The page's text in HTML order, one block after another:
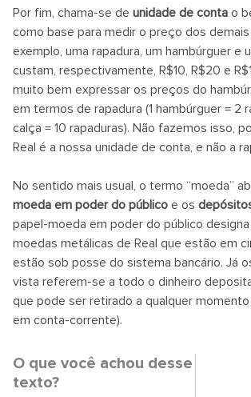
Por fim, chama-se deunidade de conta o
como base para medir o preço dos
exemplo, uma rapadura, um hambúrguer e
custam, respectivamente, R$10, R$20 e
muito bem expressar os preços do
em termos de rapadura (1 hambúrguer = 2
calça = 10 rapaduras). Não fazemos isso,
Real é a nossa unidade de conta, e não a
No sentido mais usual, o termo “moeda”
moeda em poder do público e os
papel-moeda em poder do público
moedas metálicas de Real que estão em
estão sob posse do sistema bancário. Já
vista referem-se a todo o dinheiro
que pode ser retirado a qualquer
em conta-corrente).
O que você achou desse
texto?